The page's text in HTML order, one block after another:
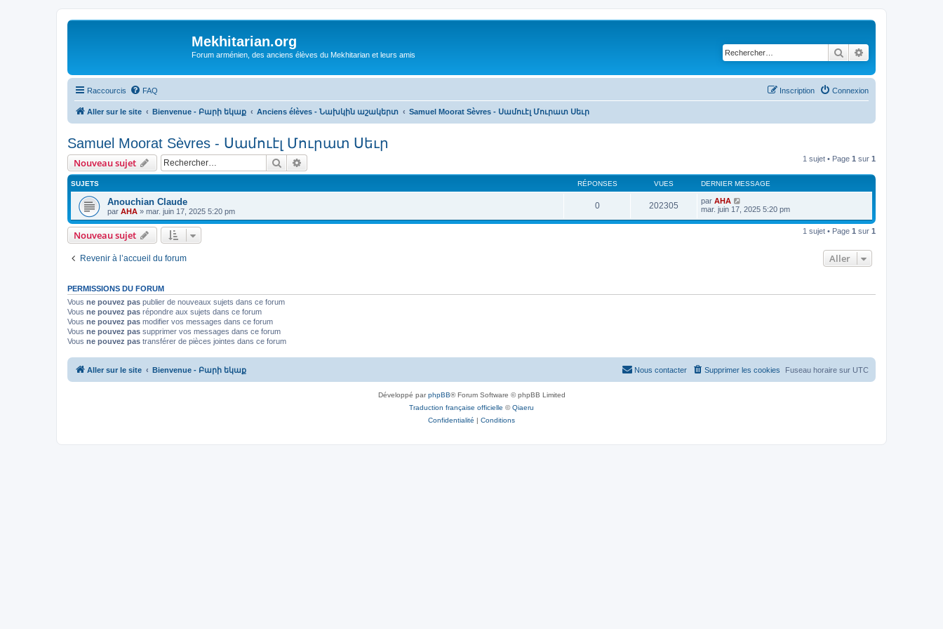
Mekhitarian.org
Forum arménien, des anciens élèves du Mekhitarian et leurs amis Rechercher
Raccourcis FAQ Connexion
Inscription
Aller sur le site Bienvenue - Բարի եկաք Anciens élèves - Նախկին աշակերտ Samuel Moorat Sèvres - Սամուէլ Մուրատ Սեւր
Samuel Moorat Sèvres - Սամուէլ Մուրատ Սեւր
Nouveau sujet Rechercher 1 sujet • Page 1 sur 1
SUJETS RÉPONSES VUES DERNIER MESSAGE
Anouchian Claude
par AHA » mar. juin 17, 2025 5:20 pm
0 202305 par AHA
mar. juin 17, 2025 5:20 pm
Nouveau sujet 1 sujet • Page 1 sur 1
Revenir à l’accueil du forum Aller
PERMISSIONS DU FORUM
Vous ne pouvez pas publier de nouveaux sujets dans ce forum
Vous ne pouvez pas répondre aux sujets dans ce forum
Vous ne pouvez pas modifier vos messages dans ce forum
Vous ne pouvez pas supprimer vos messages dans ce forum
Vous ne pouvez pas transférer de pièces jointes dans ce forum
Aller sur le site Bienvenue - Բարի եկաք Fuseau horaire sur UTC
Supprimer les cookies
Nous contacter
Développé parphpBB® Forum Software © phpBB Limited
Traduction française officielle ©Qiaeru
Confidentialité | Conditions